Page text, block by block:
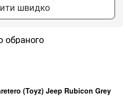
швидко
обраного
(Toyz) Jeep Rubicon Grey